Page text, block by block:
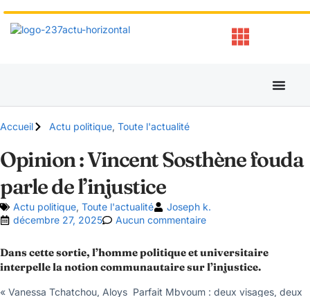
Accueil Actu politique, Toute l'actualité
Opinion : Vincent Sosthène fouda
parle de l’injustice
Actu politique, Toute l'actualité
Joseph k.
décembre 27, 2025
Aucun commentaire
Dans cette sortie, l’homme politique et universitaire
interpelle la notion communautaire sur l’injustice.
« Vanessa Tchatchou, Aloys Parfait Mbvoum : deux visages, deux